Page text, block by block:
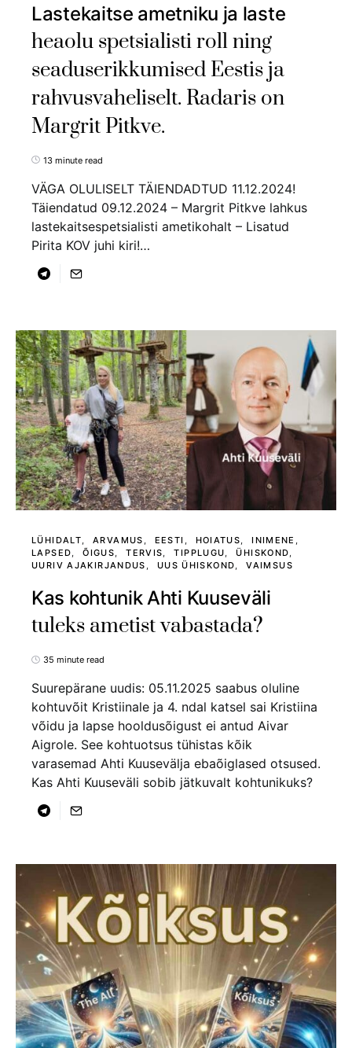
Lastekaitse ametniku ja laste
heaolu spetsialisti roll ning
seaduserikkumised Eestis ja
rahvusvaheliselt. Radaris on
Margrit Pitkve.
13 minute read
VÄGA OLULISELT TÄIENDADTUD 11.12.2024!
Täiendatud 09.12.2024 – Margrit Pitkve lahkus
lastekaitsespetsialisti ametikohalt – Lisatud
Pirita KOV juhi kiri!…
LÜHIDALT ARVAMUS EESTI HOIATUS
INIMENE
LAPSED
ÕIGUS TERVIS TIPPLUGU
ÜHISKOND
UURIV AJAKIRJANDUS
UUS ÜHISKOND VAIMSUS
Kas kohtunik Ahti Kuuseväli
tuleks ametist vabastada?
35 minute read
Suurepärane uudis: 05.11.2025 saabus oluline
kohtuvõit Kristiinale ja 4. ndal katsel sai Kristiina
võidu ja lapse hooldusõigust ei antud Aivar
Aigrole. See kohtuotsus tühistas kõik
varasemad Ahti Kuusevälja ebaõiglased otsused.
Kas Ahti Kuuseväli sobib jätkuvalt kohtunikuks?